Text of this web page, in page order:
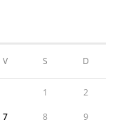
V S D
1 2
7 8 9